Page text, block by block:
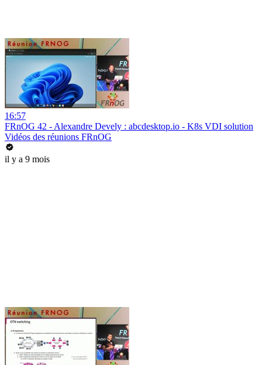
16:57
FRnOG 42 - Alexandre Devely : abcdesktop.io - K8s VDI solution
Vidéos des réunions FRnOG
il y a 9 mois